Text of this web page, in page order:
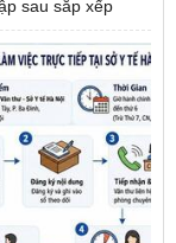
sau sắp xếp